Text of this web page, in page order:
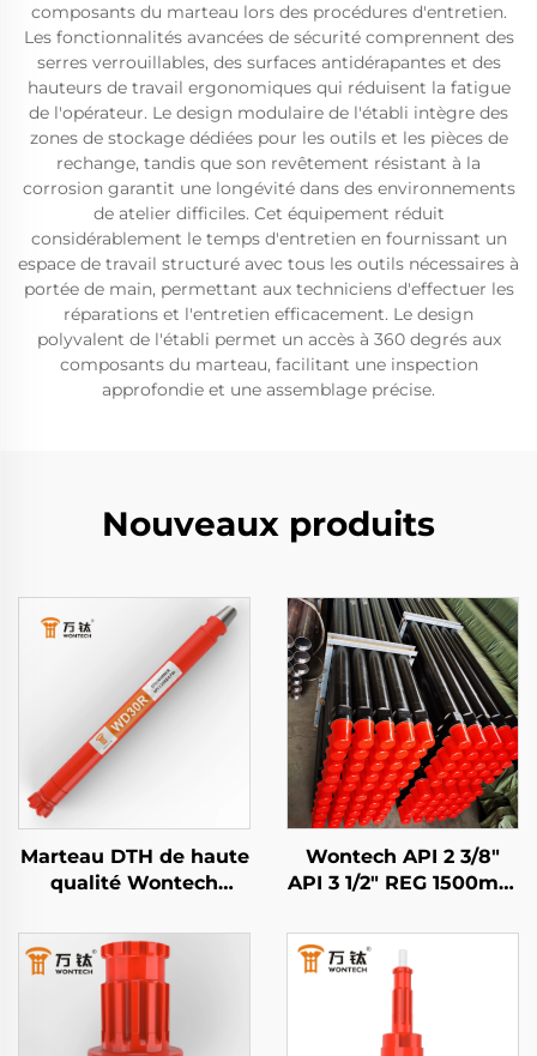
composants du marteau lors des procédures d'entretien.
Les fonctionnalités avancées de sécurité comprennent des
serres verrouillables, des surfaces antidérapantes et des
hauteurs de travail ergonomiques qui réduisent la fatigue
de l'opérateur. Le design modulaire de l'établi intègre des
zones de stockage dédiées pour les outils et les pièces de
rechange, tandis que son revêtement résistant à la
corrosion garantit une longévité dans des environnements
de atelier difficiles. Cet équipement réduit
considérablement le temps d'entretien en fournissant un
espace de travail structuré avec tous les outils nécessaires à
portée de main, permettant aux techniciens d'effectuer les
réparations et l'entretien efficacement. Le design
polyvalent de l'établi permet un accès à 360 degrés aux
composants du marteau, facilitant une inspection
approfondie et une assemblage précise.
Nouveaux produits
Marteau DTH de haute
qualité Wontech
pouces Marteau Down
The Hole pour le
forage de trous de
Wontech API 2 3/8"
API 3 1/2" REG 1500mm
Tige de Forage DTH
pour Forage de Puits
et Minier